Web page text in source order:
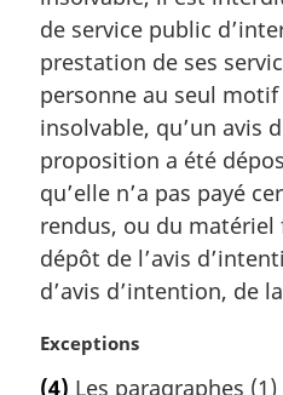
a
g
i
n
a
l
e
:
de service public
prestation de ses
personne au seul motif
insolvable, qu’un avis
proposition a été
qu’elle n’a pas payé
rendus, ou du
dépôt de l’avis
d’avis d’intention, de
N
Exceptions
(4) Les paragraphes